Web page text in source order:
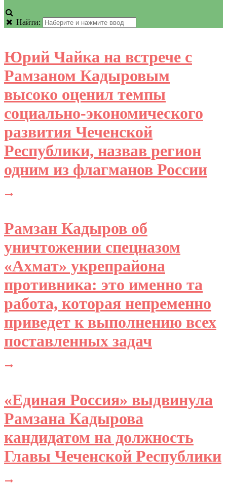
Найти:
Юрий Чайка на встрече с
Рамзаном Кадыровым
высоко оценил темпы
социально-экономического
развития Чеченской
Республики, назвав регион
одним из флагманов России
Рамзан Кадыров об
уничтожении спецназом
«Ахмат» укрепрайона
противника: это именно та
работа, которая непременно
приведет к выполнению всех
поставленных задач
«Единая Россия» выдвинула
Рамзана Кадырова
кандидатом на должность
Главы Чеченской Республики